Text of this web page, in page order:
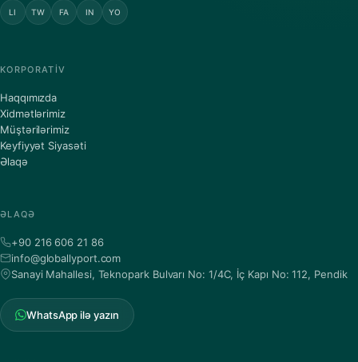
LI TW FA IN YO
KORPORATIV
Haqqımızda
Xidmətlərimiz
Müştərilərimiz
Keyfiyyət Siyasəti
Əlaqə
ƏLAQƏ
+90 216 606 21 86
info@globallyport.com
Sanayi Mahallesi, Teknopark Bulvarı No: 1/4C, İç Kapı No: 112, Pendik
WhatsApp ilə yazın